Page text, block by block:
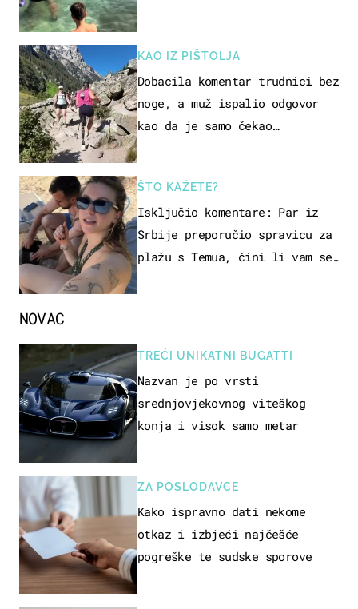
KAO IZ PIŠTOLJA
Dobacila komentar trudnici bez
noge, a muž ispalio odgovor
kao da je samo čekao…
ŠTO KAŽETE?
Isključio komentare: Par iz
Srbije preporučio spravicu za
plažu s Temua, čini li vam se
NOVAC
TREĆI UNIKATNI BUGATTI
Nazvan je po vrsti
srednjovjekovnog viteškog
konja i visok samo metar
ZA POSLODAVCE
Kako ispravno dati nekome
otkaz i izbjeći najčešće
pogreške te sudske sporove